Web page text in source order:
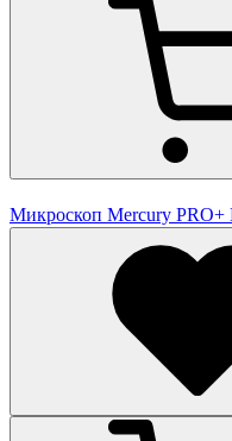
Микроскоп Mercury